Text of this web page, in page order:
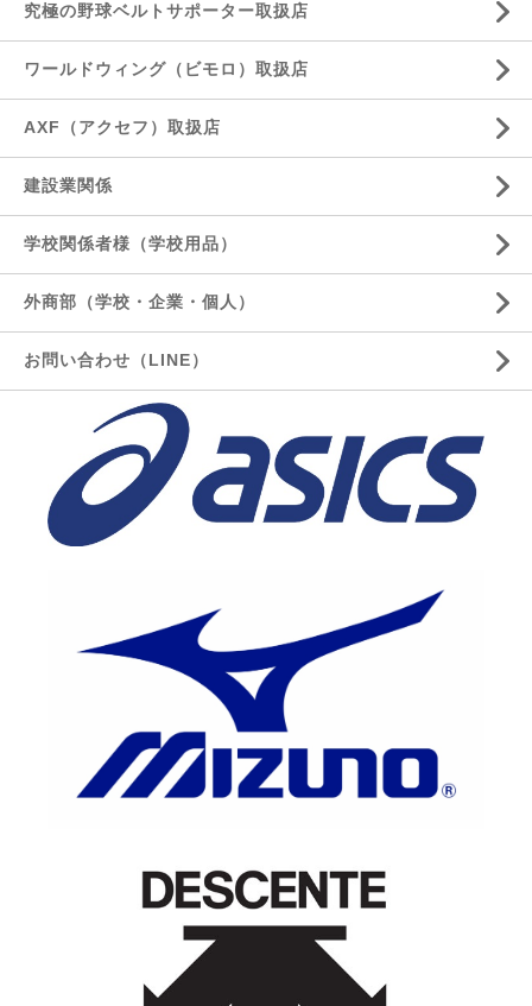
究極の野球ベルトサポーター取扱店
ワールドウィング（ビモロ）取扱店
AXF（アクセフ）取扱店
建設業関係
学校関係者様（学校用品）
外商部（学校・企業・個人）
お問い合わせ（LINE）